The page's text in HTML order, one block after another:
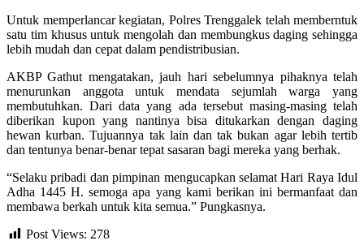
Untuk memperlancar kegiatan, Polres Trenggalek telah memberntuk
satu tim khusus untuk mengolah dan membungkus daging sehingga
lebih mudah dan cepat dalam pendistribusian.
AKBP Gathut mengatakan, jauh hari sebelumnya pihaknya telah
menurunkan anggota untuk mendata sejumlah warga yang
membutuhkan. Dari data yang ada tersebut masing-masing telah
diberikan kupon yang nantinya bisa ditukarkan dengan daging
hewan kurban. Tujuannya tak lain dan tak bukan agar lebih tertib
dan tentunya benar-benar tepat sasaran bagi mereka yang berhak.
“Selaku pribadi dan pimpinan mengucapkan selamat Hari Raya Idul
Adha 1445 H. semoga apa yang kami berikan ini bermanfaat dan
membawa berkah untuk kita semua.” Pungkasnya.
Post Views: 278